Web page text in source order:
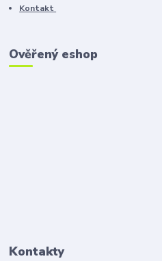
Kontakt
Ověřený eshop
Kontakty